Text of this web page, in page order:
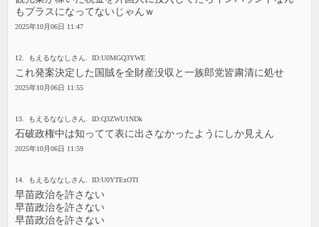
もプラスになってないじゃんｗ
2025年10月06日 11:47
12. もえるななしさん. ID:U0MGQ3YWE
これ発案決定した国賊を全財産没収と一族郎党皆粛清に処せ
2025年10月06日 11:55
13. もえるななしさん. ID:Q3ZWU1NDk
石破政権中は知ってて表に出さなかったようにしか見えん
2025年10月06日 11:59
14. もえるななしさん. ID:U0YTExOTI
早苗政治を許さない
早苗政治を許さない
早苗政治を許さない